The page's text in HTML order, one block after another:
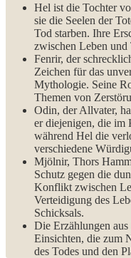
Hel ist die Tochter
sie die Seelen der
Tod starben. Ihre
zwischen Leben und⁤
Fenrir, der
Zeichen für⁤ das
Mythologie. Seine
Themen von
Odin, der Allvater,
er diejenigen, die im
während Hel die
verschiedene
Mjölnir, Thors
Schutz gegen‌ die
Konflikt zwischen
Verteidigung des
Schicksals.
Die Erzählungen
Einsichten, die zum⁢
des Todes und den